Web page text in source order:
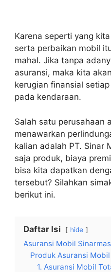
Karena seperti yang
serta perbaikan mobil
mahal. Jika tanpa
asuransi, maka kita
kerugian finansial
pada kendaraan.
Salah satu perusahaan
menawarkan
kalian adalah PT. Sinar
saja produk, biaya
bisa kita dapatkan
tersebut? Silahkan
berikut ini.
Daftar Isi hide
Asuransi Mobil Sinarmas
Produk Asuransi
1. Asuransi Mobil